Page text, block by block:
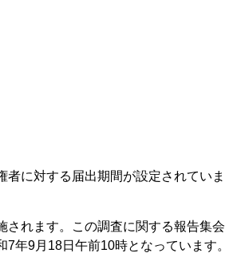
に対する届出期間が設定されていま
されます。この調査に関する報告集会
年9月18日午前10時となっています。